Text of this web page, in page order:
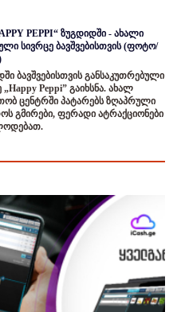
PEPPI“ ზუგდიდში - ახალი
სივრცე ბავშვებისთვის (ფოტო/
ბავშვებისთვის განსაკუთრებული
„Happy Peppi” გაიხსნა. ახალ
ცენტრში პატარებს ზღაპრული
გმირები, ფერადი ატრაქციონები